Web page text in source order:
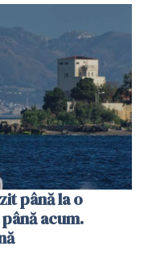
până la o
acum.